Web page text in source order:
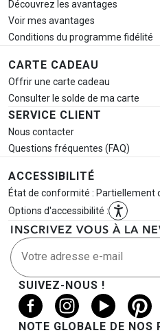
Découvrez les avantages
Voir mes avantages
Conditions du programme fidélité
CARTE CADEAU
Offrir une carte cadeau
Consulter le solde de ma carte
SERVICE CLIENT
Nous contacter
Questions fréquentes (FAQ)
ACCESSIBILITÉ
État de conformité : Partiellement
Options d'accessibilité :
INSCRIVEZ VOUS À LA
Votre adresse e-mail
SUIVEZ-NOUS !
NOTE GLOBALE DE NOS